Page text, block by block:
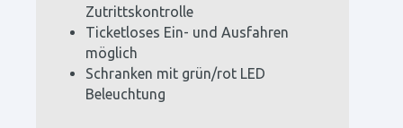
Zutrittskontrolle
Ticketloses Ein- und Ausfahren
möglich
Schranken mit grün/rot LED
Beleuchtung